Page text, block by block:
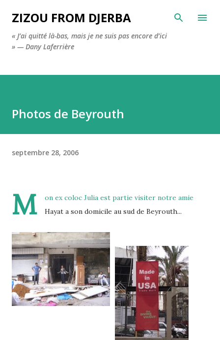
Accéder au contenu principal
ZIZOU FROM DJERBA
« J’ai quitté là-bas, mais je ne suis pas encore d’ici
» — Dany Laferrière
Photos de Beyrouth
septembre 28, 2006
M
on ex coloc Julia est partie visiter notre amie
Hayat a son domicile au sud de Beyrouth...